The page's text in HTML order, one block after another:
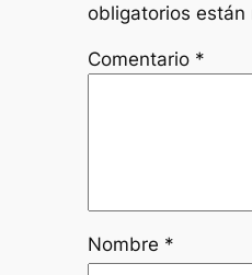
obligatorios están
Comentario *
Nombre *